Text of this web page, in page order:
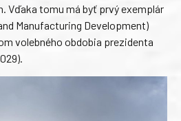
Vďaka tomu má byť prvý exemplár
Manufacturing Development)
volebného obdobia prezidenta